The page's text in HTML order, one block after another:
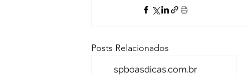
Posts Relacionados
spboasdicas.com.br